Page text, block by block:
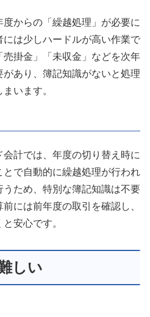
からの「繰越処理」が必要に
は少しハードルが高い作業で
掛金」「未収金」などを次年
あり、簿記知識がないと処理
います。
計では、年度の切り替え時に
とで自動的に繰越処理が行われ
うため、特別な簿記知識は不要
には前年度の取引を確認し、
安心です。
しい